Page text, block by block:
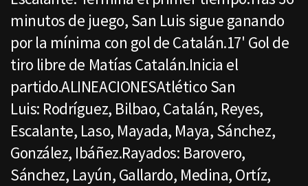
minutos de juego, San Luis sigue ganando
por la mínima con gol de Catalán.17' Gol de
tiro libre de Matías Catalán.Inicia el
partido.ALINEACIONESAtlético San
Luis: Rodríguez, Bilbao, Catalán, Reyes,
Escalante, Laso, Mayada, Maya, Sánchez,
González, Ibáñez.Rayados: Barovero,
Sánchez, Layún, Gallardo, Medina, Ortíz,